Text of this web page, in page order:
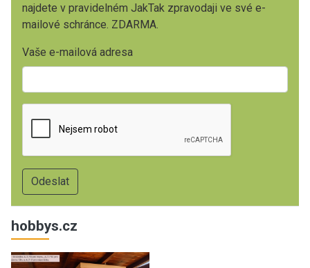
najdete v pravidelném JakTak zpravodaji ve své e-
mailové schránce. ZDARMA.
Vaše e-mailová adresa
hobbys.cz